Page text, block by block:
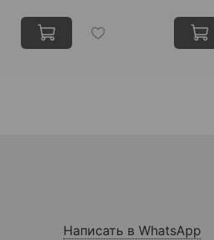
Написать в WhatsApp